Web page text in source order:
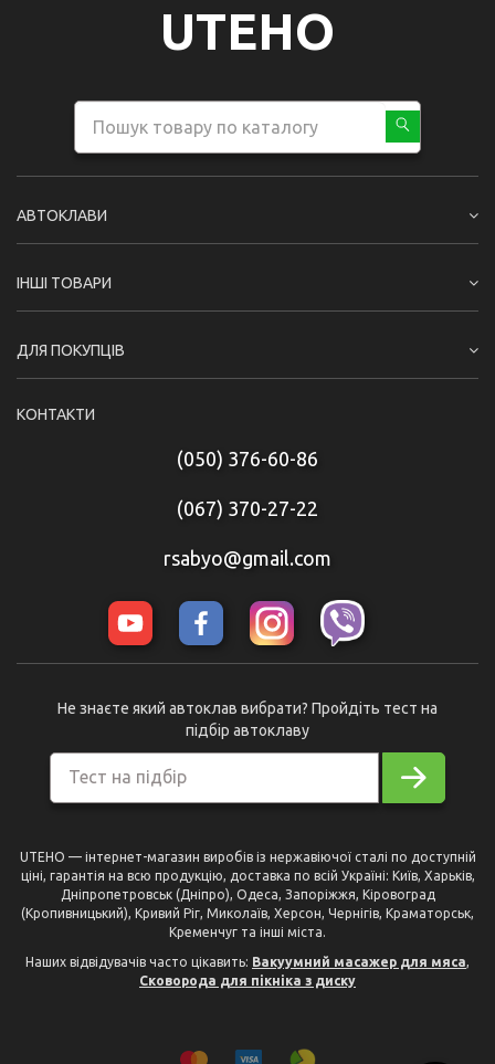
UTEHO
АВТОКЛАВИ
ІНШІ ТОВАРИ
ДЛЯ ПОКУПЦІВ
КОНТАКТИ
(050) 376-60-86
(067) 370-27-22
rsabyo@gmail.com
Тест на підбір
Не знаєте який автоклав вибрати? Пройдіть тест на
підбір автоклаву
UTEHO — інтернет-магазин виробів із нержавіючої сталі по доступній
ціні, гарантія на всю продукцію, доставка по всій Україні: Київ, Харьків,
Дніпропетровськ (Дніпро), Одеса, Запоріжжя, Кіровоград
(Кропивницький), Кривий Ріг, Миколаїв, Херсон, Чернігів, Краматорськ,
Кременчуг та інші міста.
Наших відвідувачів часто цікавить: Вакуумний масажер для мяса,
Сковорода для пікніка з диску